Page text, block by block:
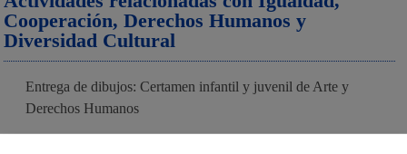
Cooperación, Derechos Humanos y
Diversidad Cultural
Entrega de dibujos: Certamen infantil y juvenil de Arte y
Derechos Humanos